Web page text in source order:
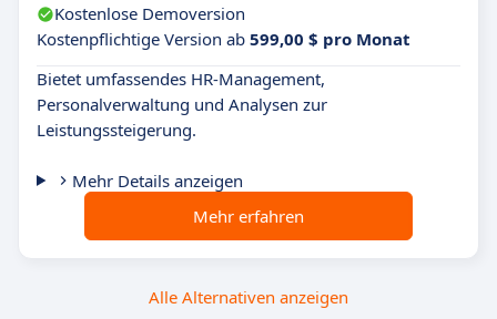
Kostenlose Demoversion
Kostenpflichtige Version ab 599,00 $ pro Monat
Bietet umfassendes HR-Management,
Personalverwaltung und Analysen zur
Leistungssteigerung.
Mehr Details anzeigen
Mehr erfahren
Alle Alternativen anzeigen